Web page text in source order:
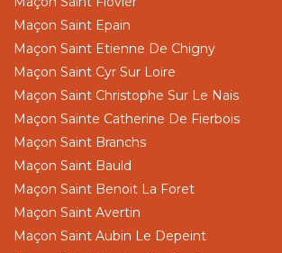
Maçon Saint Epain
Maçon Saint Etienne De Chigny
Maçon Saint Cyr Sur Loire
Maçon Saint Christophe Sur Le Nais
Maçon Sainte Catherine De Fierbois
Maçon Saint Branchs
Maçon Saint Bauld
Maçon Saint Benoit La Foret
Maçon Saint Avertin
Maçon Saint Aubin Le Depeint